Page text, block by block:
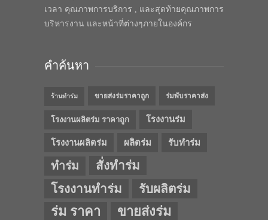
เวลา คุณภาพการบริการ , และสุดท้ายคุณภาพการ
บริหารงาน และหน้าที่ต่างๆภายในองค์กร
คำค้นหา
ร้านทำร่ม ขายส่งร่มราคาถูก ร่มพับราคาส่ง
โรงงานผลิตร่ม ราคาถูก โรงงานร่ม
โรงงานผลิตร่ม ผลิตร่ม รับทำร่ม
ทำร่ม
สั่งทำร่ม
โรงงานทำร่ม
รับผลิตร่ม
ร่ม ราคา ขายส่งร่ม